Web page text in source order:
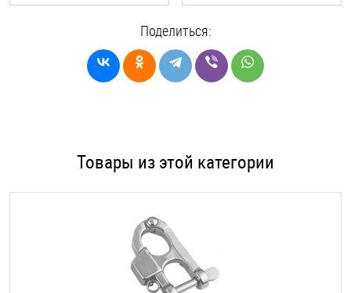
Поделиться:
Товары из этой категории